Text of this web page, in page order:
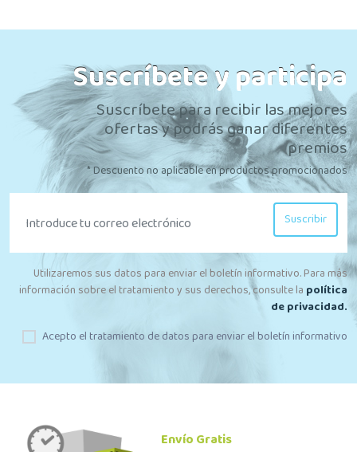
Suscríbete y participa
Suscríbete para recibir las mejores
ofertas y podrás ganar diferentes
premios
* Descuento no aplicable en productos promocionados
Suscribir
Utilizaremos sus datos para enviar el boletín informativo. Para más
información sobre el tratamiento y sus derechos, consulte la política
de privacidad.
Acepto el tratamiento de datos para enviar el boletín informativo
Envío Gratis